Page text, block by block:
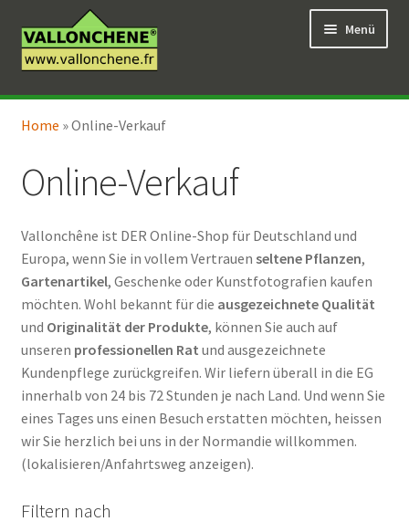
Navigation
springen
Inhalt
springen
Menü
Online-Verkauf
Coaching für den Garten
Home »Online-Verkauf
Online-Verkauf
Vallonchêne ist DER Online-Shop für Deutschland und
Europa, wenn Sie in vollem Vertrauen seltene Pflanzen,
Gartenartikel, Geschenke oder Kunstfotografien kaufen
möchten. Wohl bekannt für die ausgezeichnete Qualität
und Originalität der Produkte, können Sie auch auf
unseren professionellen Rat und ausgezeichnete
Kundenpflege zurückgreifen. Wir liefern überall in die EG
innerhalb von 24 bis 72 Stunden je nach Land. Und wenn Sie
eines Tages uns einen Besuch erstatten möchten, heissen
wir Sie herzlich bei uns in der Normandie willkommen.
(lokalisieren/Anfahrtsweg anzeigen).
Filtern nach